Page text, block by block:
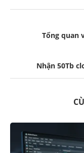
Tổng quan
Nhận 50Tb